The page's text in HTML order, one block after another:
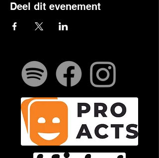
Deel dit evenement